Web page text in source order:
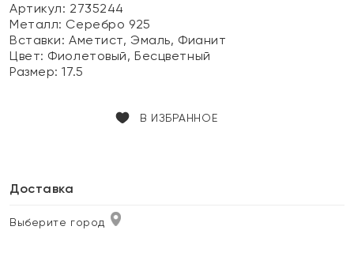
Артикул: 2735244
Металл: Серебро 925
Вставки:Аметист, Эмаль, Фианит
Цвет: Фиолетовый, Бесцветный
Размер:17.5
В ИЗБРАННОЕ
Доставка
Выберите город